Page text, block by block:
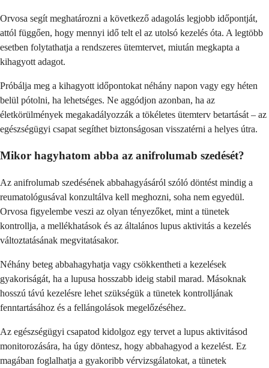
Orvosa segít meghatározni a következő adagolás legjobb időpontját,
attól függően, hogy mennyi idő telt el az utolsó kezelés óta. A legtöbb
esetben folytathatja a rendszeres ütemtervet, miután megkapta a
kihagyott adagot.
Próbálja meg a kihagyott időpontokat néhány napon vagy egy héten
belül pótolni, ha lehetséges. Ne aggódjon azonban, ha az
életkörülmények megakadályozzák a tökéletes ütemterv betartását – az
egészségügyi csapat segíthet biztonságosan visszatérni a helyes útra.
Mikor hagyhatom abba az anifrolumab szedését?
Az anifrolumab szedésének abbahagyásáról szóló döntést mindig a
reumatológusával konzultálva kell meghozni, soha nem egyedül.
Orvosa figyelembe veszi az olyan tényezőket, mint a tünetek
kontrollja, a mellékhatások és az általános lupus aktivitás a kezelés
változtatásának megvitatásakor.
Néhány beteg abbahagyhatja vagy csökkentheti a kezelések
gyakoriságát, ha a lupusa hosszabb ideig stabil marad. Másoknak
hosszú távú kezelésre lehet szükségük a tünetek kontrolljának
fenntartásához és a fellángolások megelőzéséhez.
Az egészségügyi csapatod kidolgoz egy tervet a lupus aktivitásod
monitorozására, ha úgy döntesz, hogy abbahagyod a kezelést. Ez
magában foglalhatja a gyakoribb vérvizsgálatokat, a tünetek